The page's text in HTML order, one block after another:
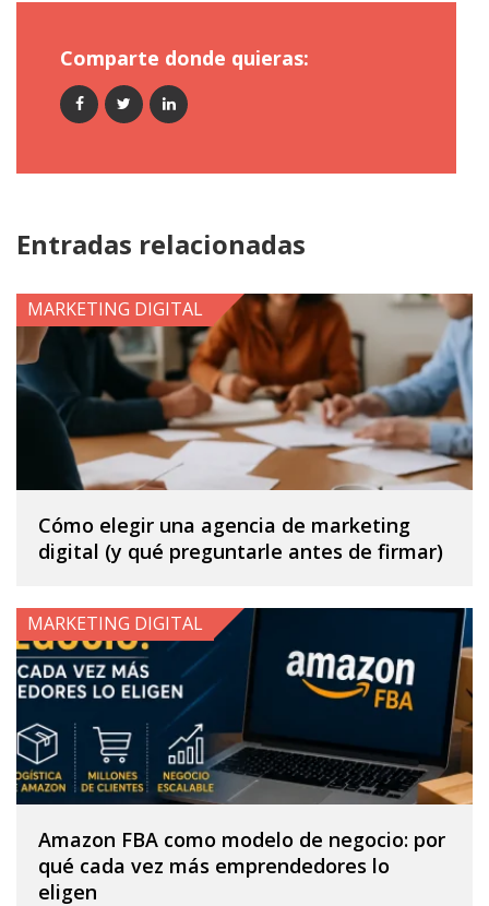
Comparte donde quieras:
Entradas relacionadas
Cómo elegir una agencia de marketing
digital (y qué preguntarle antes de firmar)
MARKETING DIGITAL
Amazon FBA como modelo de negocio: por
qué cada vez más emprendedores lo
eligen
MARKETING DIGITAL